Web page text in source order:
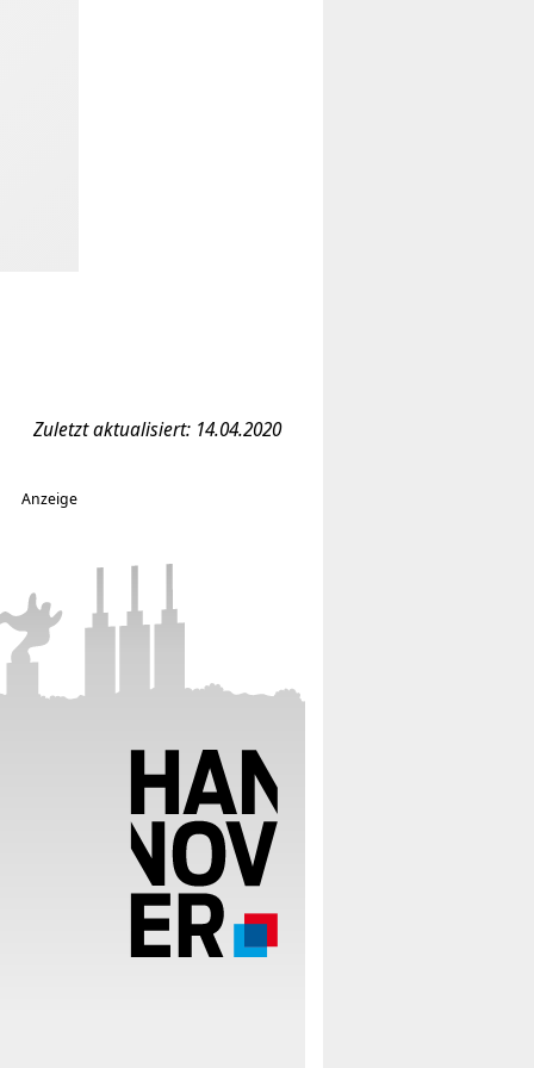
Zuletzt aktualisiert: 14.04.2020
Anzeige